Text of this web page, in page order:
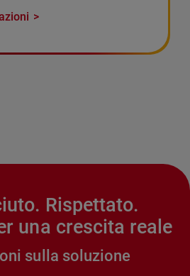
Rispettato.
una crescita reale
sulla soluzione